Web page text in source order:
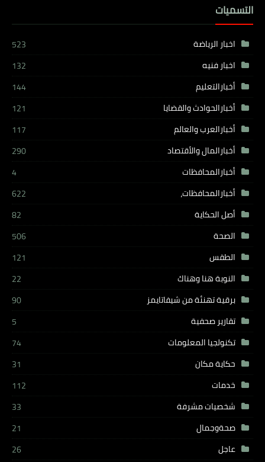
التسميات
اخبار الرياضة
523
اخبار فنيه
132
أخبارالتعليم
144
أخبارالحوادث والقضايا
121
أخبارالعرب والعالم
117
أخبارالمال والأقتصاد
290
أخبارالمحافظات
4
أخبارالمحافظات،
622
أصل الحكاية
82
الصحة
506
الطقس
121
النوبة هنا وهناك
22
برقية تهنئة من شيفاتايمز
90
تقارير صحفية
5
تكنولجيا المعلومات
74
حكاية مكان
31
خدمات
112
شخصيات مشرفة
33
صحةوجمال
21
عاجل
26